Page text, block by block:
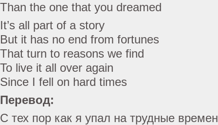
Than the one that you dreamed
It’s all part of a story
But it has no end from fortunes
That turn to reasons we find
To live it all over again
Since I fell on hard times
Перевод:
С тех пор как я упал на трудные